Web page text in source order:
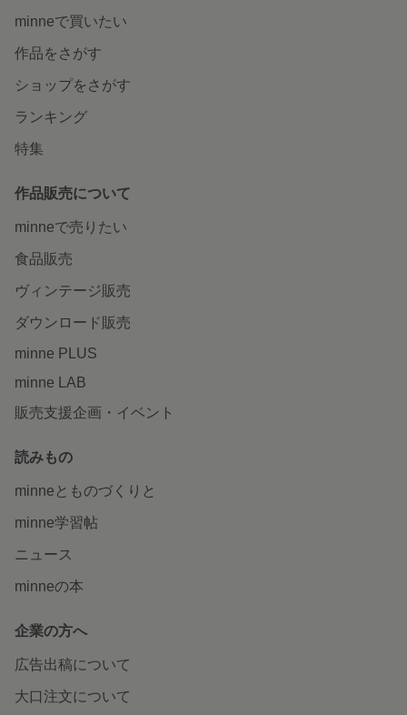
minneで買いたい
作品をさがす
ショップをさがす
ランキング
特集
作品販売について
minneで売りたい
食品販売
ヴィンテージ販売
ダウンロード販売
minne PLUS
minne LAB
販売支援企画・イベント
読みもの
minneとものづくりと
minne学習帖
ニュース
minneの本
企業の方へ
広告出稿について
大口注文について